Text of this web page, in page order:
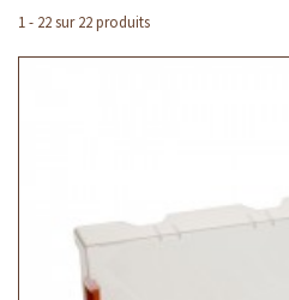
1 - 22 sur 22 produits